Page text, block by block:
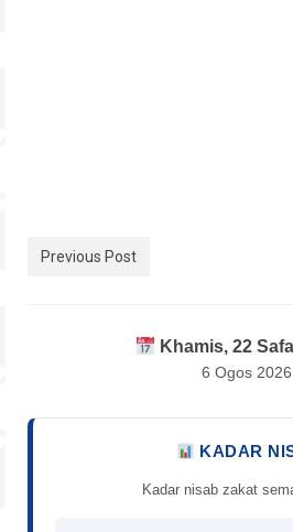
Previous Post
Khamis, 22
6 Ogos 2026
KADAR
Kadar nisab zakat